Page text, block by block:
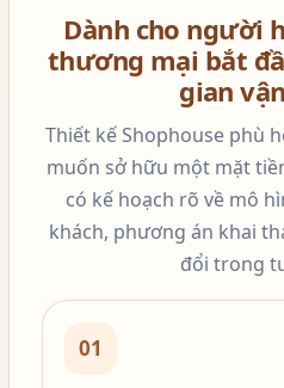
Dành cho người
thương mại bắt
gian
Thiết kế Shophouse phù
muốn sở hữu một mặt
có kế hoạch rõ về mô
khách, phương án khai
đổi trong
01